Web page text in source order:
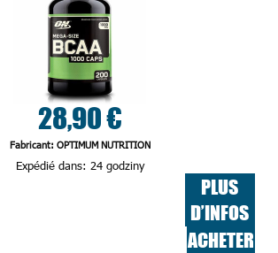
28,90 €
Fabricant: OPTIMUM NUTRITION
Expédié dans: 24 godziny
PLUS
D’INFOS
ACHETER